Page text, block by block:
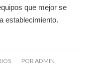
que mejor se
establecimiento.
PORADMIN